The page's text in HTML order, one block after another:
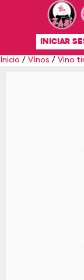
INICIAR
Inicio / VInos / Vino